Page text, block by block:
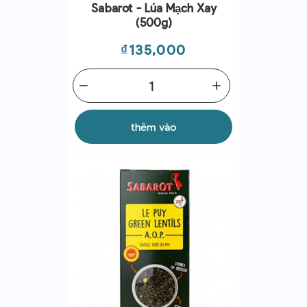
Sabarot - Lúa Mạch Xay
(500g)
Giá
₫135,000
add
remove
thêm vào